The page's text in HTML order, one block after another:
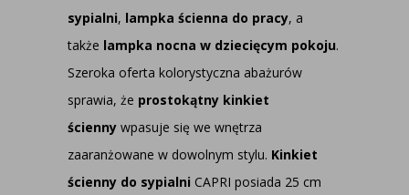
sypialni, lampka ścienna do pracy, a
także lampka nocna w dziecięcym pokoju.
Szeroka oferta kolorystyczna abażurów
sprawia, że prostokątny kinkiet
ścienny wpasuje się we wnętrza
zaaranżowane w dowolnym stylu. Kinkiet
ścienny do sypialni CAPRI posiada 25 cm